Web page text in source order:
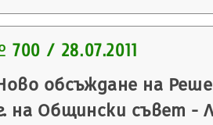
700 / 28.07.2011
обсъждане на
на Общински съвет -